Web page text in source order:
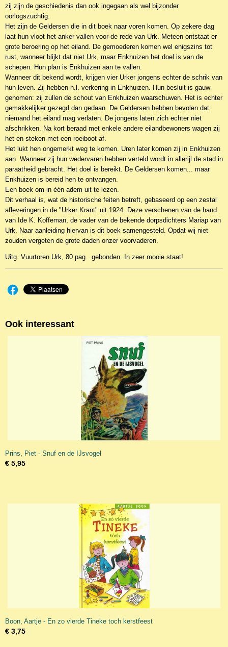
zij zijn de geschiedenis dan ook ingegaan als wel bijzonder
oorlogszuchtig.
Het zijn de Geldersen die in dit boek naar voren komen. Op zekere dag
laat hun vloot het anker vallen voor de rede van Urk. Meteen ontstaat er
grote beroering op het eiland. De gemoederen komen wel enigszins tot
rust, wanneer blijkt dat niet Urk, maar Enkhuizen het doel is van de
schepen. Hun plan is Enkhuizen aan te vallen.
Wanneer dit bekend wordt, krijgen vier Urker jongens echter de schrik van
hun leven. Zij hebben n.l. verkering in Enkhuizen. Hun besluit is gauw
genomen: zij zullen de schout van Enkhuizen waarschuwen. Het is echter
gemakkelijker gezegd dan gedaan. De Geldersen hebben bevolen dat
niemand het eiland mag verlaten. De jongens laten zich echter niet
afschrikken. Na kort beraad met enkele andere eilandbewoners wagen zij
het en steken met een roeiboot af.
Het lukt hen ongemerkt weg te komen. Uren later komen zij in Enkhuizen
aan. Wanneer zij hun wedervaren hebben verteld wordt in allerijl de stad in
paraatheid gebracht. Het doel is bereikt. De Geldersen komen... maar
Enkhuizen is bereid hen te ontvangen.
Een boek om in één adem uit te lezen.
Dit verhaal is, wat de historische feiten betreft, gebaseerd op een zestal
afleveringen in de "Urker Krant" uit 1924. Deze verschenen van de hand
van Ide K. Koffeman, de vader van de bekende dorpsdichters Mariap van
Urk. Naar aanleiding hiervan is dit boek samengesteld. Opdat wij niet
zouden vergeten de grote daden onzer voorvaderen.
Uitg. Vuurtoren Urk, 80 pag. gebonden. In zeer mooie staat!
Ook interessant
Prins, Piet - Snuf en de IJsvogel
€ 5,95
Boon, Aartje - En zo vierde Tineke toch kerstfeest
€ 3,75